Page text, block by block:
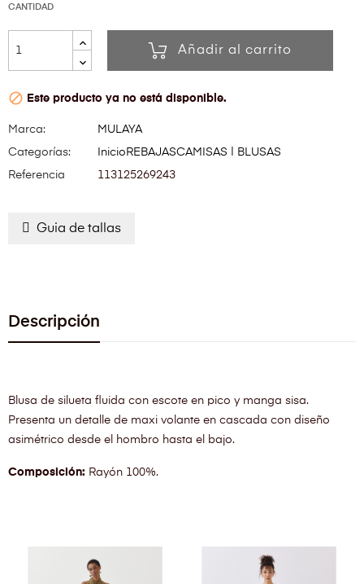
CANTIDAD
Añadir al carrito
 Este producto ya no está disponible.
Marca:
MULAYA
Categorías:
Inicio REBAJASCAMISAS | BLUSAS
Referencia
113125269243
Guia de tallas
Descripción
Blusa de silueta fluida con escote en pico y manga sisa.
Presenta un detalle de maxi volante en cascada con diseño
asimétrico desde el hombro hasta el bajo.
Composición: Rayón 100%.